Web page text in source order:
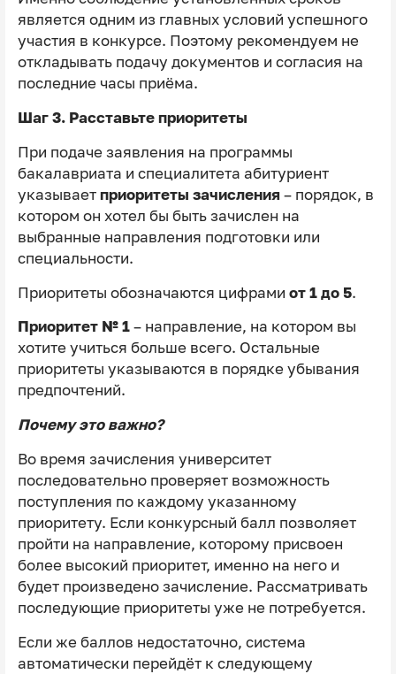
является одним из главных условий успешного
участия в конкурсе. Поэтому рекомендуем не
откладывать подачу документов и согласия на
последние часы приёма.
Шаг 3. Расставьте приоритеты
При подаче заявления на программы
бакалавриата и специалитета абитуриент
указывает приоритеты зачисления – порядок, в
котором он хотел бы быть зачислен на
выбранные направления подготовки или
специальности.
Приоритеты обозначаются цифрами от 1 до 5.
Приоритет № 1– направление, на котором вы
хотите учиться больше всего. Остальные
приоритеты указываются в порядке убывания
предпочтений.
Почему это важно?
Во время зачисления университет
последовательно проверяет возможность
поступления по каждому указанному
приоритету. Если конкурсный балл позволяет
пройти на направление, которому присвоен
более высокий приоритет, именно на него и
будет произведено зачисление. Рассматривать
последующие приоритеты уже не потребуется.
Если же баллов недостаточно, система
автоматически перейдёт к следующему